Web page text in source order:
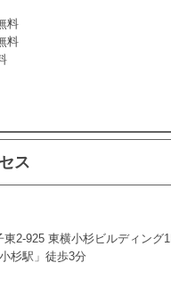
料
料
ス
2-925 東横小杉ビルディング
杉駅」徒歩3分